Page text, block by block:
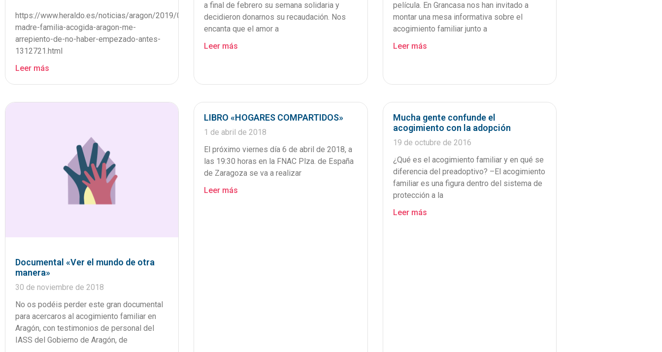
https://www.heraldo.es/noticias/aragon/2019/05/05/dia-
madre-familia-acogida-aragon-me-
arrepiento-de-no-haber-empezado-antes-
1312721.html
Leer más
a final de febrero su semana solidaria y
decidieron donarnos su recaudación. Nos
encanta que el amor a
Leer más
película. En Grancasa nos han invitado a
montar una mesa informativa sobre el
acogimiento familiar junto a
Leer más
Documental «Ver el mundo de otra
manera»
30 de noviembre de 2018
No os podéis perder este gran documental
para acercaros al acogimiento familiar en
Aragón, con testimonios de personal del
IASS del Gobierno de Aragón, de
LIBRO «HOGARES COMPARTIDOS»
1 de abril de 2018
El próximo viernes día 6 de abril de 2018, a
las 19:30 horas en la FNAC Plza. de España
de Zaragoza se va a realizar
Leer más
Mucha gente confunde el
acogimiento con la adopción
19 de octubre de 2016
¿Qué es el acogimiento familiar y en qué se
diferencia del preadoptivo? –El acogimiento
familiar es una figura dentro del sistema de
protección a la
Leer más